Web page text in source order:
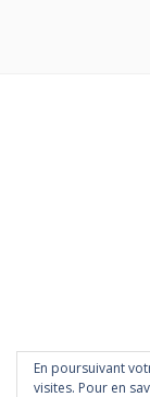
En poursuivant
visites. Pour en